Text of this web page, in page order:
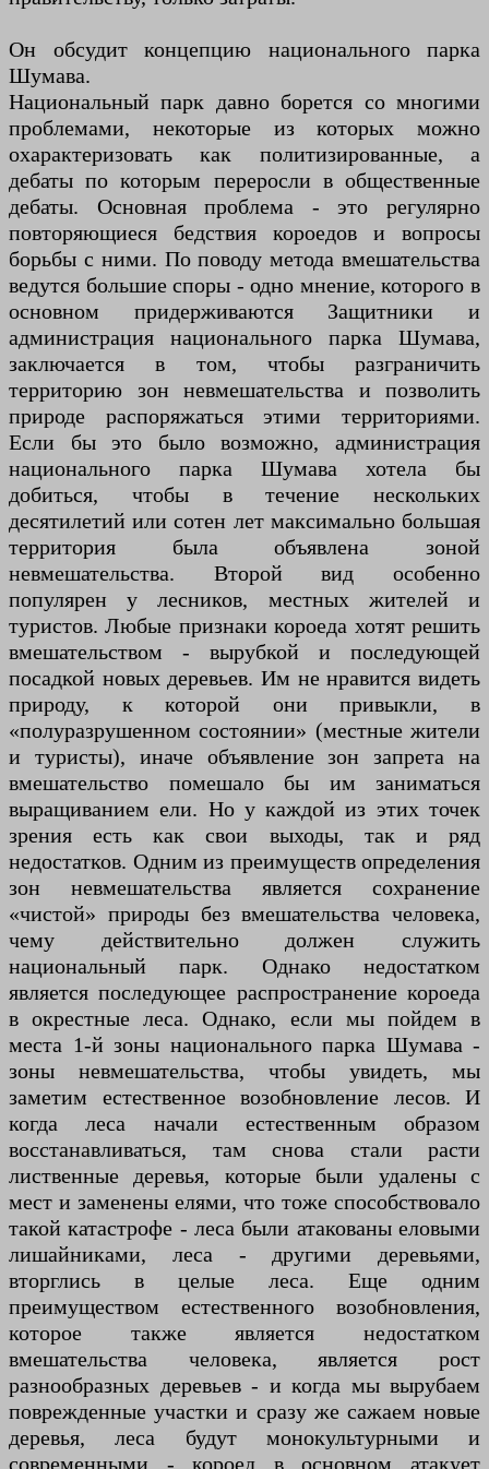
Он обсудит концепцию национального парка
Шумава.
Национальный парк давно борется со многими
проблемами, некоторые из которых можно
охарактеризовать как политизированные, а
дебаты по которым переросли в общественные
дебаты. Основная проблема - это регулярно
повторяющиеся бедствия короедов и вопросы
борьбы с ними. По поводу метода вмешательства
ведутся большие споры - одно мнение, которого в
основном придерживаются Защитники и
администрация национального парка Шумава,
заключается в том, чтобы разграничить
территорию зон невмешательства и позволить
природе распоряжаться этими территориями.
Если бы это было возможно, администрация
национального парка Шумава хотела бы
добиться, чтобы в течение нескольких
десятилетий или сотен лет максимально большая
территория была объявлена ​​зоной
невмешательства. Второй вид особенно
популярен у лесников, местных жителей и
туристов. Любые признаки короеда хотят решить
вмешательством - вырубкой и последующей
посадкой новых деревьев. Им не нравится видеть
природу, к которой они привыкли, в
«полуразрушенном состоянии» (местные жители
и туристы), иначе объявление зон запрета на
вмешательство помешало бы им заниматься
выращиванием ели. Но у каждой из этих точек
зрения есть как свои выходы, так и ряд
недостатков. Одним из преимуществ определения
зон невмешательства является сохранение
«чистой» природы без вмешательства человека,
чему действительно должен служить
национальный парк. Однако недостатком
является последующее распространение короеда
в окрестные леса. Однако, если мы пойдем в
места 1-й зоны национального парка Шумава -
зоны невмешательства, чтобы увидеть, мы
заметим естественное возобновление лесов. И
когда леса начали естественным образом
восстанавливаться, там снова стали расти
лиственные деревья, которые были удалены с
мест и заменены елями, что тоже способствовало
такой катастрофе - леса были атакованы еловыми
лишайниками, леса - другими деревьями,
вторглись в целые леса. Еще одним
преимуществом естественного возобновления,
которое также является недостатком
вмешательства человека, является рост
разнообразных деревьев - и когда мы вырубаем
поврежденные участки и сразу же сажаем новые
деревья, леса будут монокультурными и
современными - короед в основном атакует